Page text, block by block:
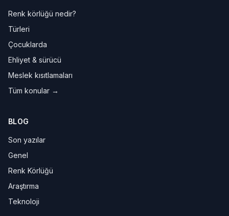
Renk körlüğü nedir?
Türleri
Çocuklarda
Ehliyet & sürücü
Meslek kısıtlamaları
Tüm konular →
BLOG
Son yazılar
Genel
Renk Körlüğü
Araştırma
Teknoloji